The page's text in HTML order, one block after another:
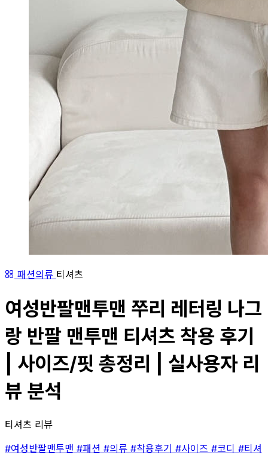
패션의류 티셔츠
여성반팔맨투맨 쭈리 레터링 나그
랑 반팔 맨투맨 티셔츠 착용 후기
| 사이즈/핏 총정리 | 실사용자 리
뷰 분석
티셔츠 리뷰
#여성반팔맨투맨 #패션 #의류 #착용후기 #사이즈 #코디 #티셔